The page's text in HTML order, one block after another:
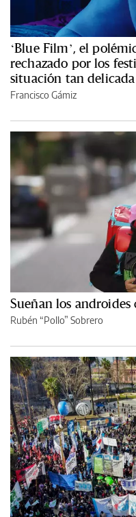
‘Blue Film’, el
rechazado por los
situación tan
Francisco Gámiz
Sueñan los androides
Rubén “Pollo” Sobrero